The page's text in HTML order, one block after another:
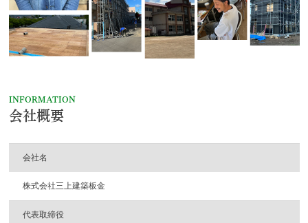
INFORMATION
会社概要
会社名
株式会社三上建築板金
代表取締役